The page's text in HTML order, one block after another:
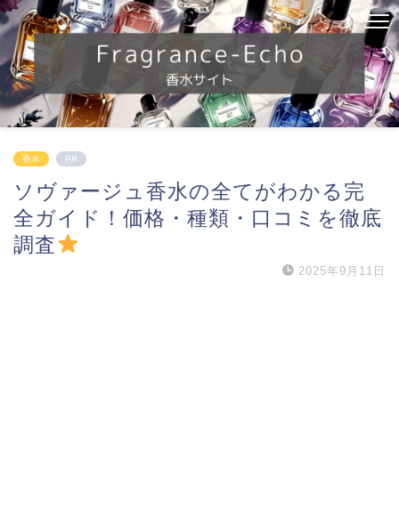
香水 PR
ソヴァージュ香水の全てがわかる完
全ガイド！価格・種類・口コミを徹底
調査
2025年9月11日